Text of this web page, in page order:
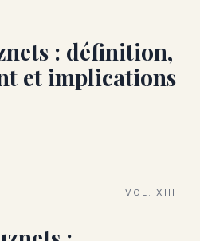
: définition,
et implications
VOL. XIII
: